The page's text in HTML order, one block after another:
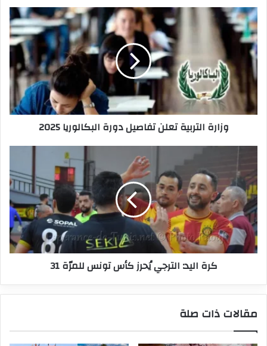
وزارة
التربية
تعلن
تفاصيل
دورة
البكالوريا
2025
وزارة التربية تعلن تفاصيل دورة البكالوريا 2025
الترجي
يُحرز
كأس
تونس
للمرّة
31
كرة اليد: الترجي يُحرز كأس تونس للمرّة 31
مقالات ذات صلة